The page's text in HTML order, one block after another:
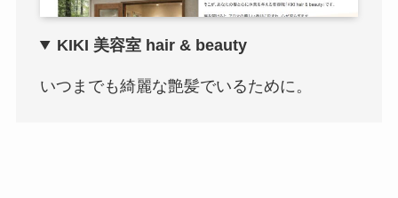
KIKI 美容室 hair & beauty
いつまでも綺麗な艶髪でいるために。